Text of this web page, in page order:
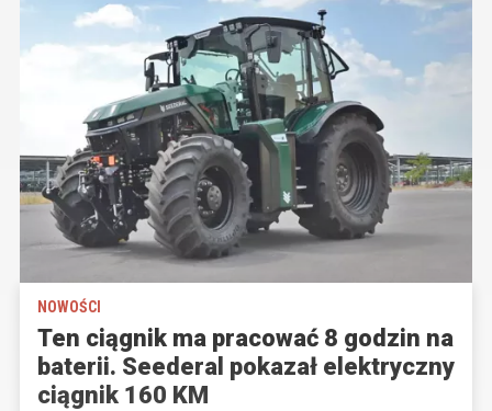
NOWOŚCI
Ten ciągnik ma pracować 8 godzin na
baterii. Seederal pokazał elektryczny
ciągnik 160 KM